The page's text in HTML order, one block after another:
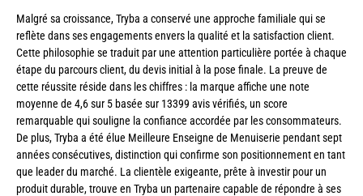
Malgré sa croissance, Tryba a conservé une approche familiale qui se
reflète dans ses engagements envers la qualité et la satisfaction client.
Cette philosophie se traduit par une attention particulière portée à chaque
étape du parcours client, du devis initial à la pose finale. La preuve de
cette réussite réside dans les chiffres : la marque affiche une note
moyenne de 4,6 sur 5 basée sur 13399 avis vérifiés, un score
remarquable qui souligne la confiance accordée par les consommateurs.
De plus, Tryba a été élue Meilleure Enseigne de Menuiserie pendant sept
années consécutives, distinction qui confirme son positionnement en tant
que leader du marché. La clientèle exigeante, prête à investir pour un
produit durable, trouve en Tryba un partenaire capable de répondre à ses